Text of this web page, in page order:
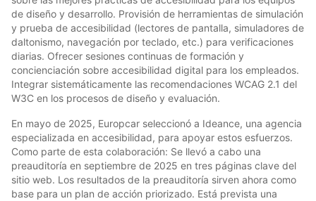
de diseño y desarrollo. Provisión de herramientas de simulación
y prueba de accesibilidad (lectores de pantalla, simuladores de
daltonismo, navegación por teclado, etc.) para verificaciones
diarias. Ofrecer sesiones continuas de formación y
concienciación sobre accesibilidad digital para los empleados.
Integrar sistemáticamente las recomendaciones WCAG 2.1 del
W3C en los procesos de diseño y evaluación.
En mayo de 2025, Europcar seleccionó a Ideance, una agencia
especializada en accesibilidad, para apoyar estos esfuerzos.
Como parte de esta colaboración: Se llevó a cabo una
preauditoría en septiembre de 2025 en tres páginas clave del
sitio web. Los resultados de la preauditoría sirven ahora como
base para un plan de acción priorizado. Está prevista una